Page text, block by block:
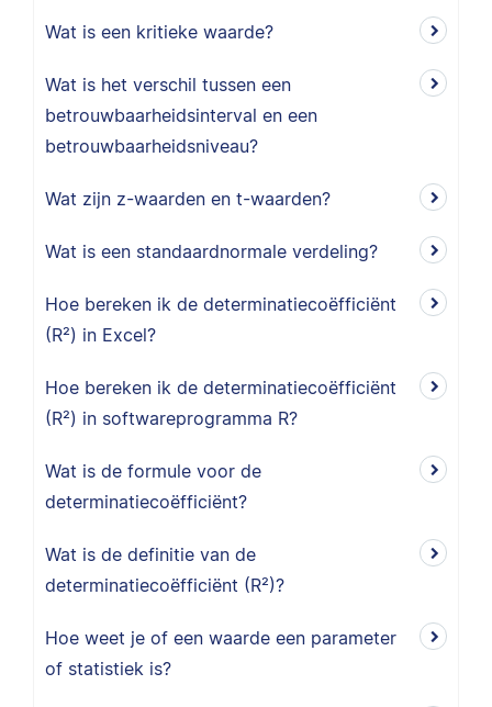
Wat is een kritieke waarde?
Wat is het verschil tussen een
betrouwbaarheidsinterval en een
betrouwbaarheidsniveau?
Wat zijn z-waarden en t-waarden?
Wat is een standaardnormale verdeling?
Hoe bereken ik de determinatiecoëfficiënt
(R²) in Excel?
Hoe bereken ik de determinatiecoëfficiënt
(R²) in softwareprogramma R?
Wat is de formule voor de
determinatiecoëfficiënt?
Wat is de definitie van de
determinatiecoëfficiënt (R²)?
Hoe weet je of een waarde een parameter
of statistiek is?